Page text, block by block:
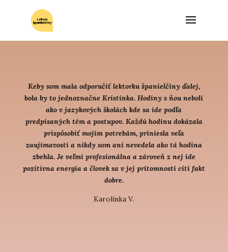
Keby som mala odporučiť lektorku španielčiny ďalej,
bola by to jednoznačne Kristínka. Hodiny s ňou neboli
ako v jazykových školách kde sa ide podľa
predpísaných tém a postupov. Každú hodinu dokázala
prispôsobiť mojím potrebám, priniesla veľa
zaujímavostí a nikdy som ani nevedela ako tá hodina
zbehla. Je veľmi profesionálna a zároveň z nej ide
pozitívna energia a človek sa v jej prítomnosti cíti fakt
dobre.
Karolínka V.